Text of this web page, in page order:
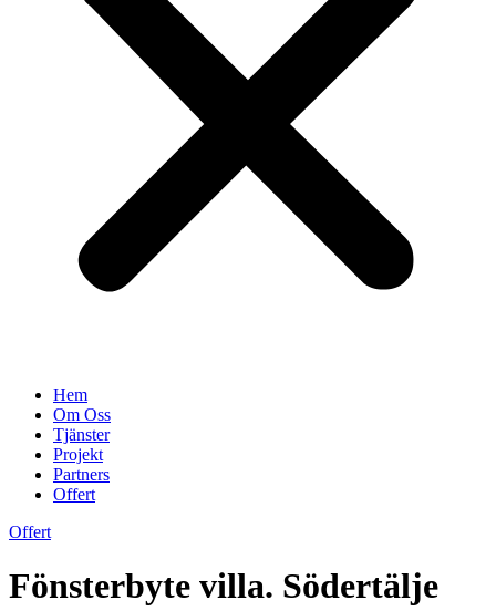
Hem
Om Oss
Tjänster
Projekt
Partners
Offert
Offert
Fönsterbyte villa. Södertälje